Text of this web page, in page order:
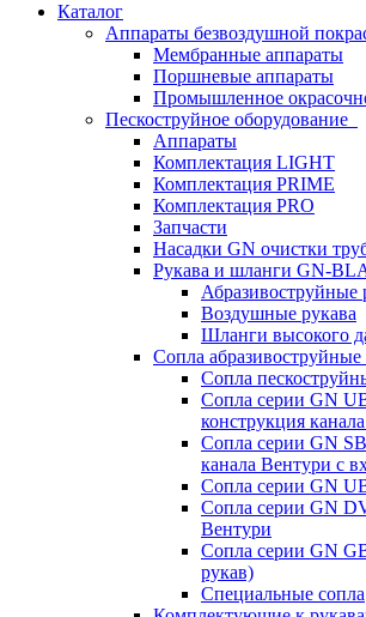
Каталог
Аппараты безвоздушной
Мембранные аппараты
Поршневые аппараты
Промышленное
Пескоструйное оборудование
Аппараты
Комплектация LIGHT
Комплектация PRIME
Комплектация PRO
Запчасти
Насадки GN очистки
Рукава и шланги GN-
Абразивоструйные
Воздушные рукава
Шланги высокого
Сопла абразивоструйные
Сопла
Сопла серии GN
конструкция
Сопла серии GN
канала Вентури c
Сопла серии GN
Сопла серии GN
Вентури
Сопла серии GN
рукав)
Специальные сопла